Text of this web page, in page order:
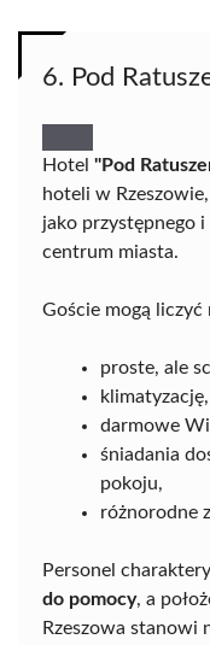
6. Pod
Hotel "Pod
hoteli w
jako przystępnego
centrum miasta.
Goście mogą liczyć
proste, ale
klimatyzację,
darmowe
śniadania
pokoju,
różnorodne
Personel
do pomocy, a
Rzeszowa stanowi